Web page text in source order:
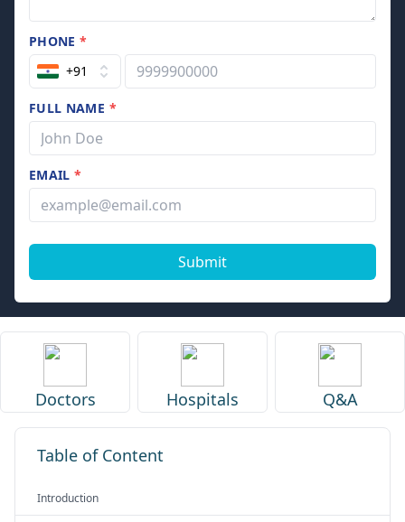
PHONE*
+91
FULL NAME *
EMAIL*
Submit
Doctors Hospitals Q&A
Table of Content
Introduction